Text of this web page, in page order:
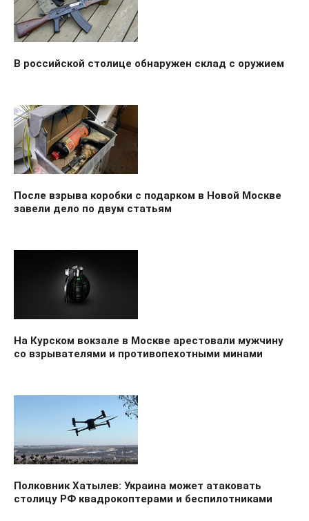
В российской столице обнаружен склад с оружием
После взрыва коробки с подарком в Новой Москве
завели дело по двум статьям
На Курском вокзале в Москве арестовали мужчину
со взрывателями и противопехотными минами
Полковник Хатылев: Украина может атаковать
столицу РФ квадрокоптерами и беспилотниками